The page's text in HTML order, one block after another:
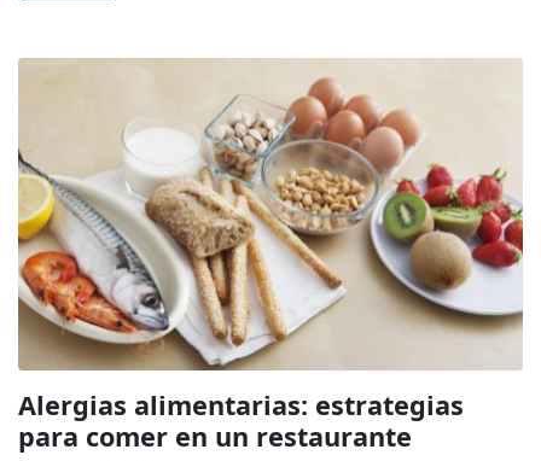
Alergias alimentarias: estrategias
para comer en un restaurante